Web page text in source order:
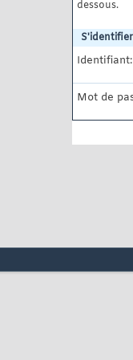
dessous.
S'identifier
Identifiant:
Mot de